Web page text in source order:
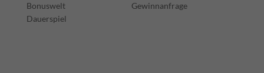
Bonuswelt
Dauerspiel
Gewinnanfrage